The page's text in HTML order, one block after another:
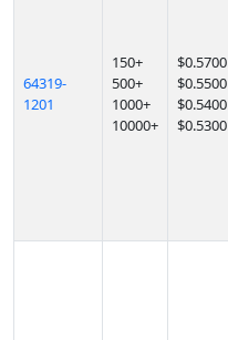
64319-
1201
150+
500+
1000+
10000+
$0.5700
$0.5500
$0.5400
$0.5300